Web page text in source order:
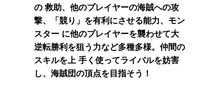
の救助、他のプレイヤーの海賊への攻
撃、「競り」を有利にさせる能力、モン
スターに他のプレイヤーを襲わせて大
逆転勝利を狙う力など多種多様。仲間の
スキルを上手く使ってライバルを妨害
し、海賊団の頂点を目指そう！